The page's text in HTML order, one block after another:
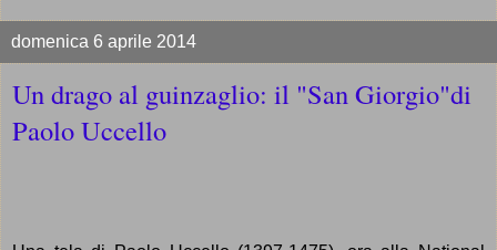
domenica 6 aprile 2014
Un drago al guinzaglio: il "San Giorgio"di
Paolo Uccello